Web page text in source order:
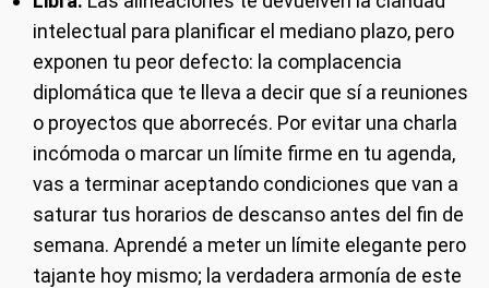
intelectual para planificar el mediano plazo, pero
exponen tu peor defecto: la complacencia
diplomática que te lleva a decir que sí a reuniones
o proyectos que aborrecés. Por evitar una charla
incómoda o marcar un límite firme en tu agenda,
vas a terminar aceptando condiciones que van a
saturar tus horarios de descanso antes del fin de
semana. Aprendé a meter un límite elegante pero
tajante hoy mismo; la verdadera armonía de este